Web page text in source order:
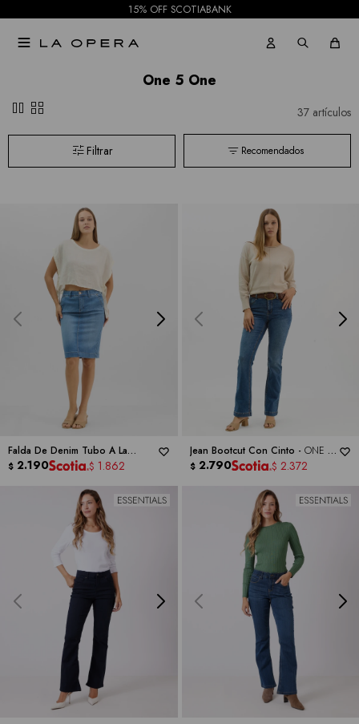
15% OFF SCOTIABANK

One 5 One
pause grid_view 37 artículos
Recomendados
Falda De Denim Tubo A La
Rodilla -ONE 5 ONE
$ 2.190 $ 1.862
Jean Bootcut Con Cinto - ONE 5
ONE
$ 2.790 $ 2.372